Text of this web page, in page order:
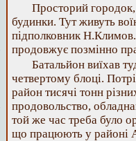
Просторий городок,
будинки. Тут живуть
підполковник Н.Климов.
продовжує позмінно
Батальйон виїхав
четвертому блоці.
район тисячі тонн
продовольство,
той же час треба було
що працюють у районі